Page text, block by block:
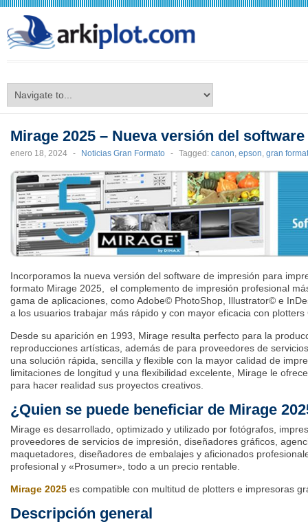
Mirage 2025 – Nueva versión del
enero 18, 2024 - Noticias Gran Formato - Tagged: canon, epson, gran
Incorporamos la nueva versión del software de impresión para
formato Mirage 2025, el complemento de impresión profesional
gama de aplicaciones, como Adobe© PhotoShop Illustrator© e
a los usuarios trabajar más rápido y con mayor eficacia con plotters
Desde su aparición en 1993, Mirage resulta perfecto para la
reproducciones artísticas, además de para proveedores de
una solución rápida, sencilla y flexible con la mayor calidad de
limitaciones de longitud y una flexibilidad excelente, Mirage le
para hacer realidad sus proyectos creativos.
¿Quien se puede beneficiar de Mirage
Mirage es desarrollado, optimizado y utilizado por fotógrafos,
proveedores de servicios de impresión, diseñadores gráficos,
maquetadores, diseñadores de embalajes y aficionados
profesional y «Prosumer», todo a un precio rentable.
Mirage 2025 es compatible con multitud de plotters e impresoras
Descripción general